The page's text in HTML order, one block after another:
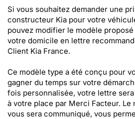
Si vous souhaitez demander une
constructeur Kia pour votre
pouvez modifier le modèle
votre domicile en lettre
Client Kia France.
Ce modèle type a été conçu pour
gagner du temps sur votre
fois personnalisée, votre lettre
à votre place par Merci Facteur. Le
vous sera communiqué, vous